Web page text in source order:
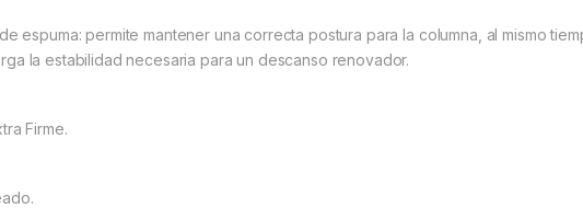
espuma: permite mantener una correcta postura para la columna, al mismo
la estabilidad necesaria para un descanso renovador.
Firme.